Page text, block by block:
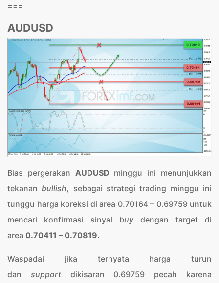
===
AUDUSD
Bias pergerakan AUDUSD minggu ini menunjukkan
tekananbullish, sebagai strategi trading minggu ini
tunggu harga koreksi di area 0.70164 – 0.69759 untuk
mencari konfirmasi sinyal buy dengan target di
area 0.70411 – 0.70819.
Waspadai jika ternyata harga turun
dan supportdikisaran 0.69759 pecah karena